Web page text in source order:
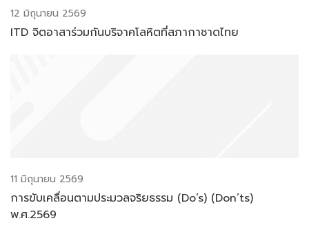
12 มิถุนายน 2569
ITD จิตอาสาร่วมกันบริจาคโลหิตที่สภากาชาดไทย
11 มิถุนายน 2569
การขับเคลื่อนตามประมวลจริยธรรม (Do’s) (Don’ts)
พ.ศ.2569